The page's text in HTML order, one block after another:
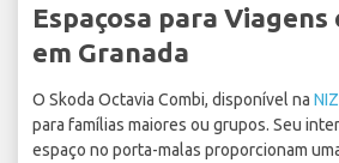
Espaçosa para Viagens
em Granada
O Skoda Octavia Combi, disponível na
para famílias maiores ou grupos. Seu
espaço no porta-malas proporcionam